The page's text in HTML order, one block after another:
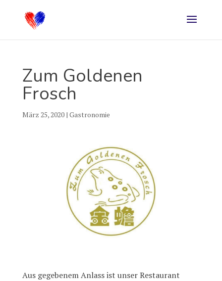
Zum Goldenen
Frosch
März 25, 2020| Gastronomie
Aus gegebenem Anlass ist unser Restaurant